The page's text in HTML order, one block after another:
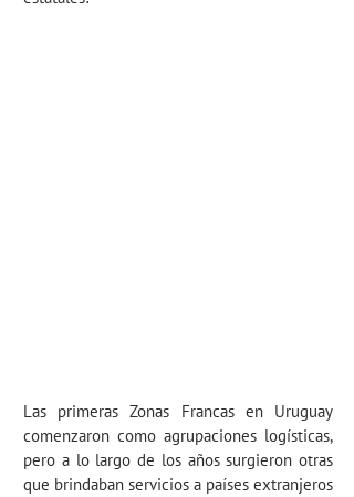
Las primeras Zonas Francas en Uruguay
comenzaron como agrupaciones logísticas,
pero a lo largo de los años surgieron otras
que brindaban servicios a países extranjeros